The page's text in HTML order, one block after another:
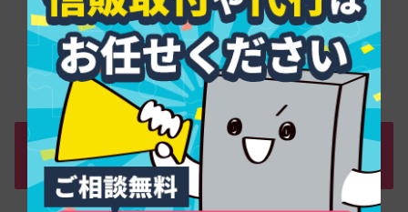
未成年が家族カードを活用する方法と安
心して使うための大切なポイント